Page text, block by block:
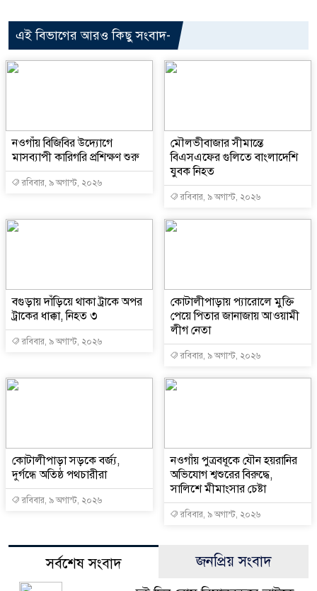
এই বিভাগের আরও কিছু সংবাদ-
নওগাঁয় বিজিবির উদ্যোগে
মাসব্যাপী কারিগরি প্রশিক্ষণ শুরু
রবিবার, ৯ অগাস্ট, ২০২৬
মৌলভীবাজার সীমান্তে
বিএসএফের গুলিতে বাংলাদেশি
যুবক নিহত
রবিবার, ৯ অগাস্ট, ২০২৬
বগুড়ায় দাঁড়িয়ে থাকা ট্রাকে অপর
ট্রাকের ধাক্কা, নিহত ৩
রবিবার, ৯ অগাস্ট, ২০২৬
কোটালীপাড়ায় প্যারোলে মুক্তি
পেয়ে পিতার জানাজায় আওয়ামী
লীগ নেতা
রবিবার, ৯ অগাস্ট, ২০২৬
কোটালীপাড়া সড়কে বর্জ্য,
দুর্গন্ধে অতিষ্ঠ পথচারীরা
রবিবার, ৯ অগাস্ট, ২০২৬
নওগাঁয় পুত্রবধূকে যৌন হয়রানির
অভিযোগ শ্বশুরের বিরুদ্ধে,
সালিশে মীমাংসার চেষ্টা
রবিবার, ৯ অগাস্ট, ২০২৬
সর্বশেষ সংবাদ জনপ্রিয় সংবাদ